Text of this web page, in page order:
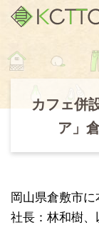
カフェ併
ア」
岡山県倉敷市
社長：林和樹